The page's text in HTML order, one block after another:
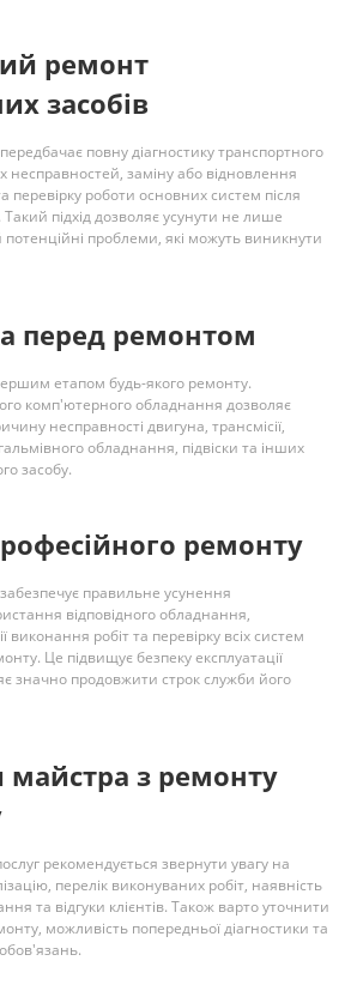
ремонт
засобів
повну діагностику транспортного
несправностей, заміну або відновлення
перевірку роботи основних систем після
підхід дозволяє усунути не лише
проблеми, які можуть виникнути
перед ремонтом
етапом будь-якого ремонту.
комп'ютерного обладнання дозволяє
несправності двигуна, трансмісії,
обладнання, підвіски та інших
засобу.
ремонту
правильне усунення
відповідного обладнання,
виконання робіт та перевірку всіх систем
Це підвищує безпеку експлуатації
значно продовжити строк служби його
майстра з ремонту
рекомендується звернути увагу на
перелік виконуваних робіт, наявність
та відгуки клієнтів. Також варто уточнити
можливість попередньої діагностики та